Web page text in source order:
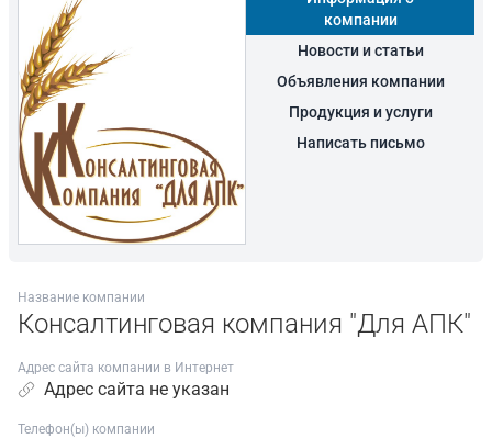
компании
Новости и статьи
Объявления компании
Продукция и услуги
Написать письмо
Название компании
Консалтинговая компания "Для АПК"
Адрес сайта компании в Интернет
Адрес сайта не указан
Телефон(ы) компании